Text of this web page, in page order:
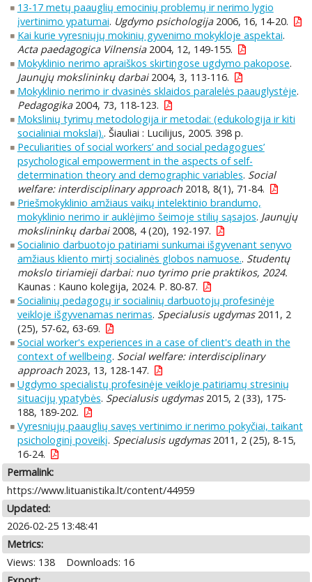
13-17 metų paauglių emocinių problemų ir nerimo lygio
įvertinimo ypatumai. Ugdymo psichologija2006, 16, 14-20.
Kai kurie vyresniųjų mokinių gyvenimo mokykloje aspektai.
Acta paedagogica Vilnensia2004, 12, 149-155.
Mokyklinio nerimo apraiškos skirtingose ugdymo pakopose.
Jaunųjų mokslininkų darbai2004, 3, 113-116.
Mokyklinio nerimo ir dvasinės sklaidos paralelės paauglystėje.
Pedagogika2004, 73, 118-123.
Mokslinių tyrimų metodologija ir metodai: (edukologija ir kiti
socialiniai mokslai).. Šiauliai : Lucilijus, 2005. 398 p.
Peculiarities of social workers’ and social pedagogues’
psychological empowerment in the aspects of self-
determination theory and demographic variables. Social
welfare: interdisciplinary approach2018, 8(1), 71-84.
Priešmokyklinio amžiaus vaikų intelektinio brandumo,
mokyklinio nerimo ir auklėjimo šeimoje stilių sąsajos. Jaunųjų
mokslininkų darbai2008, 4 (20), 192-197.
Socialinio darbuotojo patiriami sunkumai išgyvenant senyvo
amžiaus kliento mirtį socialinės globos namuose.. Studentų
mokslo tiriamieji darbai: nuo tyrimo prie praktikos, 2024.
Kaunas : Kauno kolegija, 2024. P. 80-87.
Socialinių pedagogų ir socialinių darbuotojų profesinėje
veikloje išgyvenamas nerimas. Specialusis ugdymas2011, 2
(25), 57-62, 63-69.
Social worker's experiences in a case of client's death in the
context of wellbeing. Social welfare: interdisciplinary
approach2023, 13, 128-147.
Ugdymo specialistų profesinėje veikloje patiriamų stresinių
situacijų ypatybės. Specialusis ugdymas2015, 2 (33), 175-
188, 189-202.
Vyresniųjų paauglių savęs vertinimo ir nerimo pokyčiai, taikant
psichologinį poveikį. Specialusis ugdymas2011, 2 (25), 8-15,
16-24.
Permalink:
https://www.lituanistika.lt/content/44959
Updated:
2026-02-25 13:48:41
Metrics:
Views: 138
Downloads: 16